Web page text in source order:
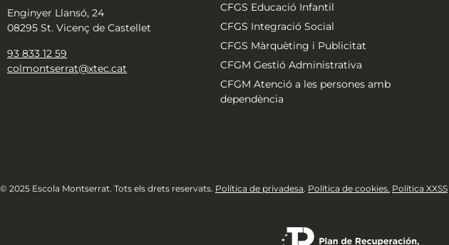
Enginyer Llansó, 24
08295 St. Vicenç de Castellet
93 833 12 59
colmontserrat@xtec.cat
CFGS Educació Infantil
CFGS Integració Social
CFGS Màrquèting i Publicitat
CFGM Gestió Administrativa
CFGM Atenció a les persones amb
dependència
© 2025 Escola Montserrat. Tots els drets reservats. Política de privadesa. Política de cookies. Política XXSS